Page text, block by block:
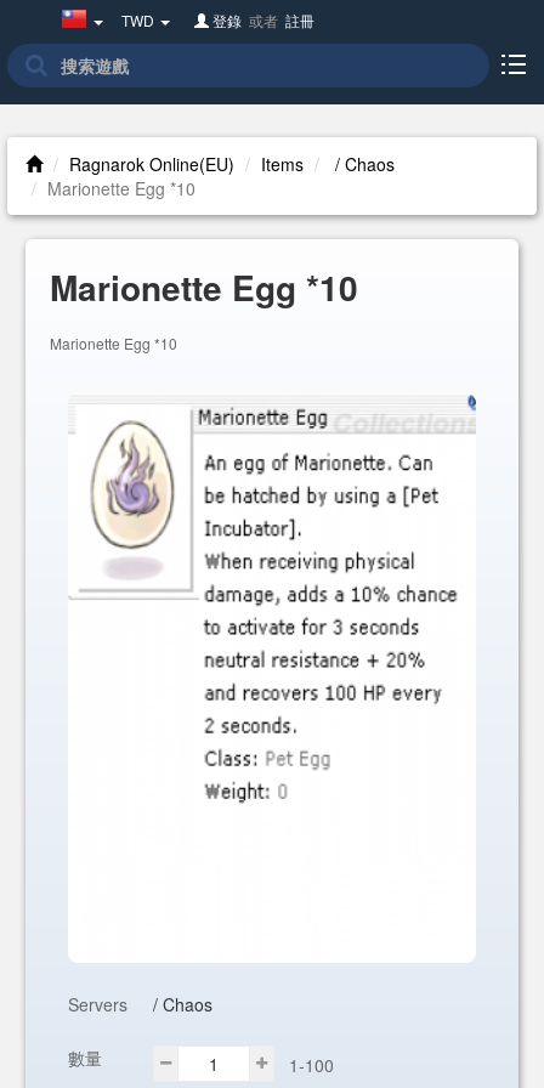
Taiwan(繁
中
文)
TWD 登錄 或者註冊
Ragnarok Online(EU) Items
/ Chaos
Marionette Egg *10
Marionette Egg *10
Marionette Egg *10
Servers / Chaos
數量 1-100